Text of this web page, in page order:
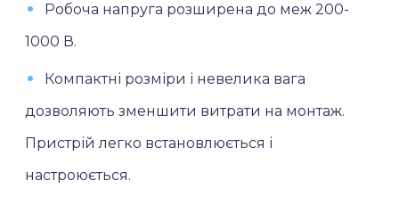
Робоча напруга розширена до меж 200-
1000 В.
Компактні розміри і невелика вага
дозволяють зменшити витрати на монтаж.
Пристрій легко встановлюється і
настроюється.